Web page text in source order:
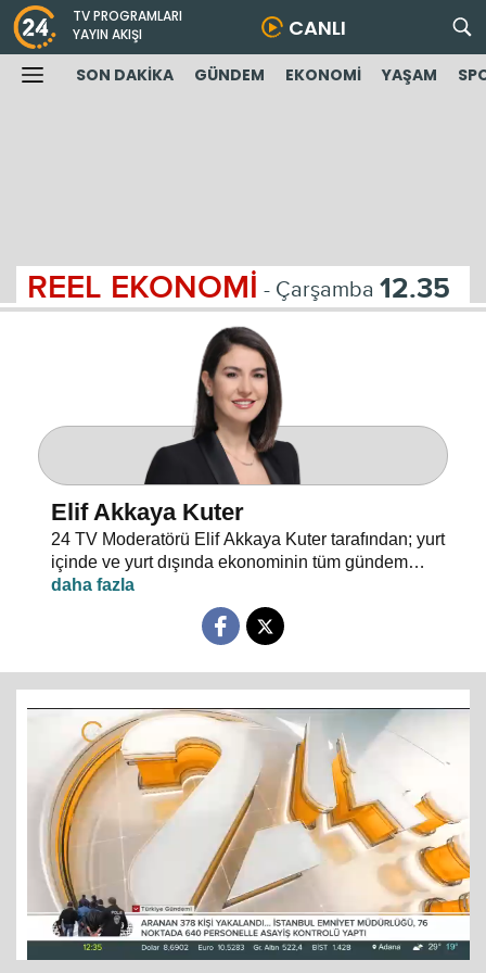
TV PROGRAMLARI
YAYIN AKIŞI
CANLI
SON DAKİKA GÜNDEM EKONOMİ YAŞAM
REEL EKONOMİ - Çarşamba 12.35
Elif Akkaya Kuter
24 TV Moderatörü Elif Akkaya Kuter tarafından; yurt
içinde ve yurt dışında ekonominin tüm gündem
maddeleri ve alanında uzman stüdyo konuklarıyla
sebep sonuç ilişkileri analiz ediliyor.